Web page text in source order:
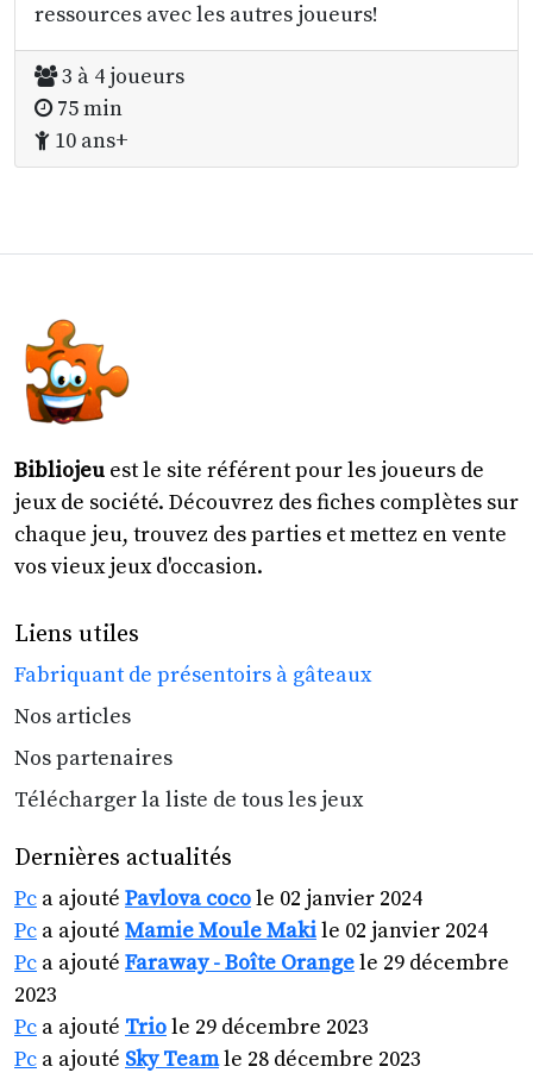
ressources avec les autres joueurs!
3 à 4 joueurs
75 min
10 ans+
Bibliojeu est le site référent pour les joueurs de
jeux de société. Découvrez des fiches complètes sur
chaque jeu, trouvez des parties et mettez en vente
vos vieux jeux d'occasion.
Liens utiles
Fabriquant de présentoirs à gâteaux
Nos articles
Nos partenaires
Télécharger la liste de tous les jeux
Dernières actualités
Pc a ajouté Pavlova cocole 02 janvier 2024
Pc a ajouté Mamie Moule Makile 02 janvier 2024
Pc a ajouté Faraway - Boîte Orangele 29 décembre
2023
Pc a ajouté Triole 29 décembre 2023
Pc a ajouté Sky Teamle 28 décembre 2023